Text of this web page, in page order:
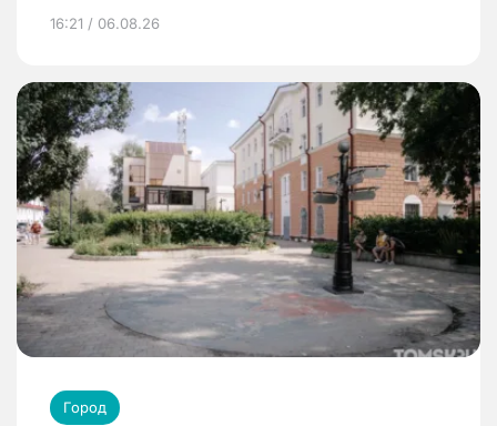
16:21 / 06.08.26
Город